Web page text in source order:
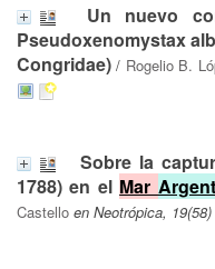
Un nuevo
Pseudoxenomystax
Congridae) / Rogelio B.
Sobre la
1788) en el Mar
Castello en Neotrópica,